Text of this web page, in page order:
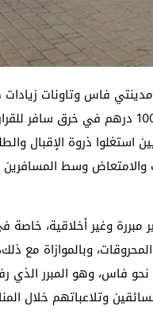
فاس وتاونات
العيد، حيث قفز سعر الرحلة من 35 درهما
استغلوا ذروة الإقبال
والامتعاض وسط
مبررة وغير أخلاقية،
وبالموازاة مع
فاس، وهو المبرر الذي
وتلاعباتهم خلال